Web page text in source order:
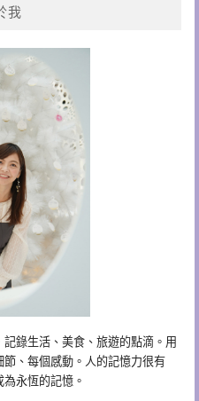
我
錄生活、美食、旅遊的點滴。用
、每個感動。人的記憶力很有
永恆的記憶。